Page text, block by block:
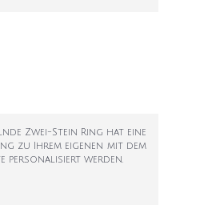
Zwei-Stein Ring hat eine
zu Ihrem eigenen mit dem
personalisiert werden.